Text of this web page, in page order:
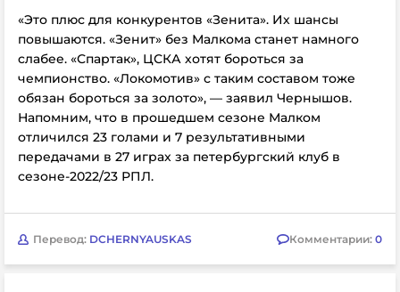
«Это плюс для конкурентов «Зенита». Их шансы
повышаются. «Зенит» без Малкома станет намного
слабее. «Спартак», ЦСКА хотят бороться за
чемпионство. «Локомотив» с таким составом тоже
обязан бороться за золото», — заявил Чернышов.
Напомним, что в прошедшем сезоне Малком
отличился 23 голами и 7 результативными
передачами в 27 играх за петербургский клуб в
сезоне-2022/23 РПЛ.
Перевод: DCHERNYAUSKAS Комментарии: 0